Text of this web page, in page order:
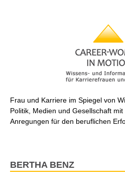
Frau und Karriere im Spiegel von
Politik, Medien und Gesellschaft
Anregungen für den beruflichen
BERTHA BENZ